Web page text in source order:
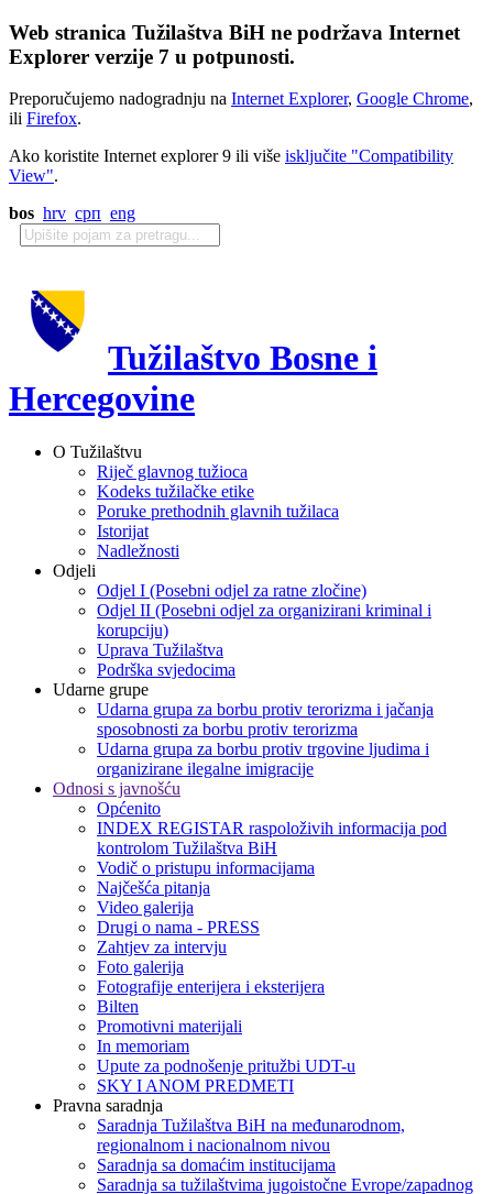
Web stranica Tužilaštva BiH ne podržava Internet
Explorer verzije 7 u potpunosti.
Preporučujemo nadogradnju na Internet Explorer, Google Chrome,
ili Firefox.
Ako koristite Internet explorer 9 ili više isključite "Compatibility
View".
bos hrv срп eng
Tužilaštvo Bosne i
Hercegovine
O Tužilaštvu
Riječ glavnog tužioca
Kodeks tužilačke etike
Poruke prethodnih glavnih tužilaca
Istorijat
Nadležnosti
Odjeli
Odjel I (Posebni odjel za ratne zločine)
Odjel II (Posebni odjel za organizirani kriminal i
korupciju)
Uprava Tužilaštva
Podrška svjedocima
Udarne grupe
Udarna grupa za borbu protiv terorizma i jačanja
sposobnosti za borbu protiv terorizma
Udarna grupa za borbu protiv trgovine ljudima i
organizirane ilegalne imigracije
Odnosi s javnošću
Općenito
INDEX REGISTAR raspoloživih informacija pod
kontrolom Tužilaštva BiH
Vodič o pristupu informacijama
Najčešća pitanja
Video galerija
Drugi o nama - PRESS
Zahtjev za intervju
Foto galerija
Fotografije enterijera i eksterijera
Bilten
Promotivni materijali
In memoriam
Upute za podnošenje pritužbi UDT-u
SKY I ANOM PREDMETI
Pravna saradnja
Saradnja Tužilaštva BiH na međunarodnom,
regionalnom i nacionalnom nivou
Saradnja sa domaćim institucijama
Saradnja sa tužilaštvima jugoistočne Evrope/zapadnog